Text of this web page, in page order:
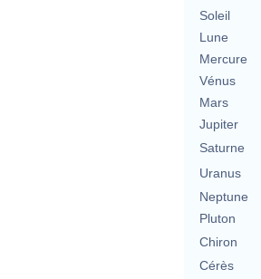
Soleil
Lune
Mercure
Vénus
Mars
Jupiter
Saturne
Uranus
Neptune
Pluton
Chiron
Cérès